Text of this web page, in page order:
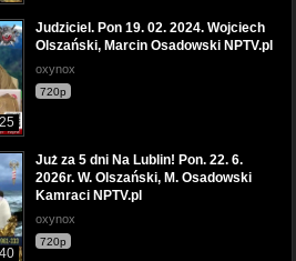
Judziciel. Pon 19. 02. 2024. Wojciech
Olszański, Marcin Osadowski NPTV.pl
oxynox
720p
Już za 5 dni Na Lublin! Pon. 22. 6.
2026r. W. Olszański, M. Osadowski
Kamraci NPTV.pl
oxynox
720p